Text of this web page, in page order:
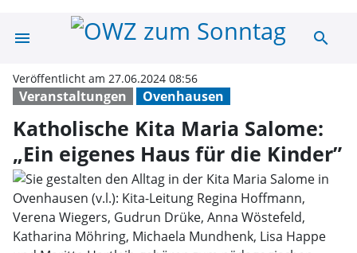
menu Katholischesearch
Veranstaltungen Ovenhausen
Veröffentlicht am 27.06.2024 08:56
Katholische Kita Maria Salome:
„Ein eigenes Haus für die Kinder”